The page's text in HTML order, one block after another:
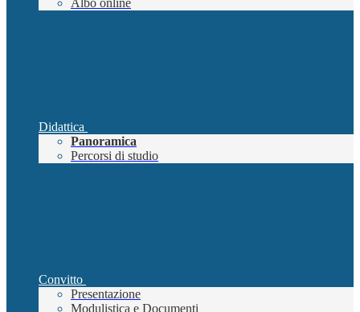
Albo online
Didattica
Panoramica
Percorsi di studio
Convitto
Presentazione
Modulistica e Documenti